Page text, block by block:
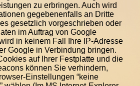
zu erbringen. Auch wird
gegebenenfalls an Dritte
gesetzlich vorgeschrieben oder
im Auftrag von Google
in keinem Fall Ihre IP-Adresse
Google in Verbindung bringen.
auf Ihrer Festplatte und die
können Sie verhindern,
Einstellungen “keine